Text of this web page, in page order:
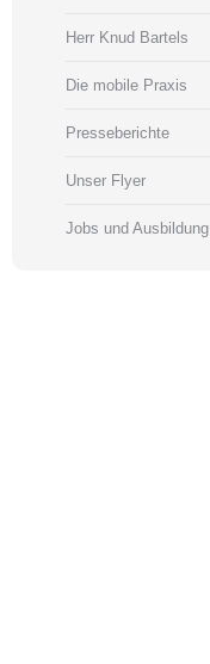
Herr Knud Bartels
Die mobile Praxis
Presseberichte
Unser Flyer
Jobs und Ausbildung